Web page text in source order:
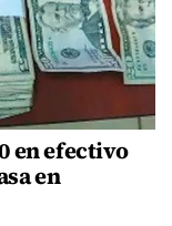
en efectivo
en